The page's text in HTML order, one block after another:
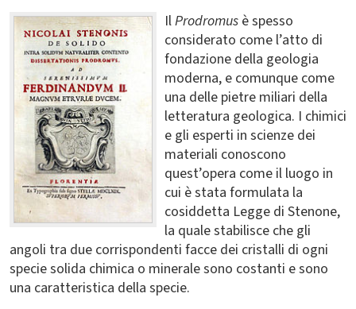
IlProdromus è spesso
considerato come l’atto di
fondazione della geologia
moderna, e comunque come
una delle pietre miliari della
letteratura geologica. I chimici
e gli esperti in scienze dei
materiali conoscono
quest’opera come il luogo in
cui è stata formulata la
cosiddetta Legge di Stenone,
la quale stabilisce che gli
angoli tra due corrispondenti facce dei cristalli di ogni
specie solida chimica o minerale sono costanti e sono
una caratteristica della specie.